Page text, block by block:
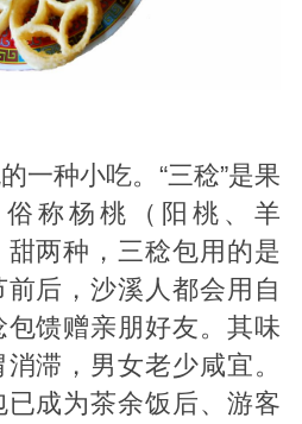
一种小吃。“三稔”是果
称杨桃（阳桃、羊
两种，三稔包用的是
后，沙溪人都会用自
馈赠亲朋好友。其味
滞，男女老少咸宜。
已成为茶余饭后、游客